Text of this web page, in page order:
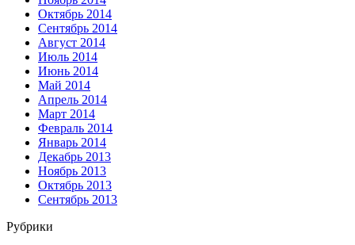
Октябрь 2014
Сентябрь 2014
Август 2014
Июль 2014
Июнь 2014
Май 2014
Апрель 2014
Март 2014
Февраль 2014
Январь 2014
Декабрь 2013
Ноябрь 2013
Октябрь 2013
Сентябрь 2013
Рубрики